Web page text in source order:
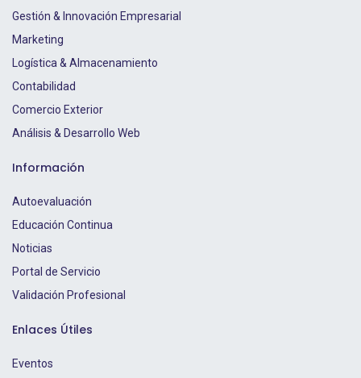
Gestión & Innovación Empresarial
Marketing
Logística & Almacenamiento
Contabilidad
Comercio Exterior
Análisis & Desarrollo Web
Información
Autoevaluación
Educación Continua
Noticias
Portal de Servicio
Validación Profesional
Enlaces Útiles
Eventos